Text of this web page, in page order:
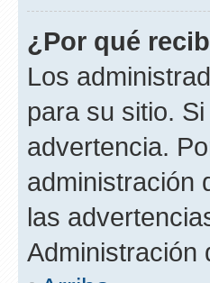
¿Por qué
Los
para su sitio.
advertencia.
administración
las
Administración